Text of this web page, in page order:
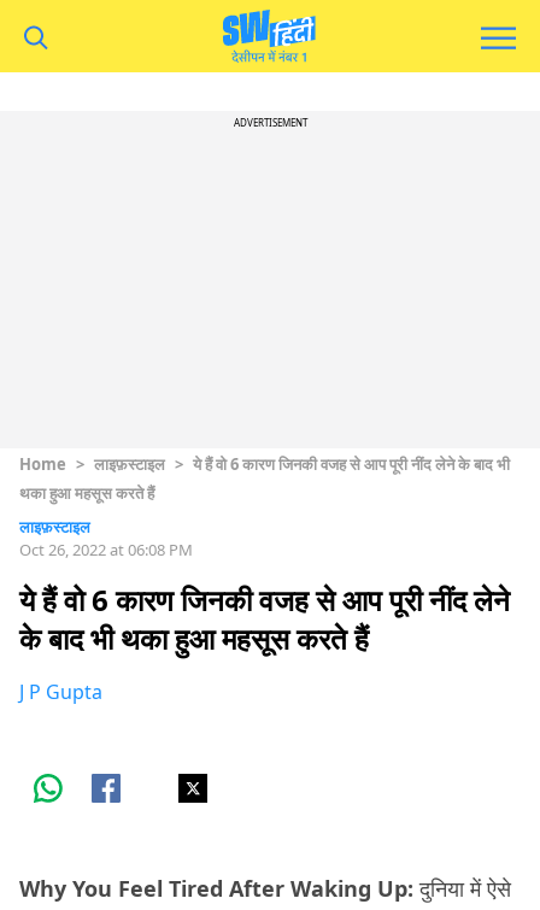
ADVERTISEMENT
Home > लाइफ़स्टाइल > ये हैं वो 6 कारण जिनकी वजह से आप पूरी नींद लेने के बाद भी
थका हुआ महसूस करते हैं
लाइफ़स्टाइल
Oct 26, 2022 at 06:08 PM
ये हैं वो 6 कारण जिनकी वजह से आप पूरी नींद लेने
के बाद भी थका हुआ महसूस करते हैं
J P Gupta
Why You Feel Tired After Waking Up:दुनिया में ऐसे